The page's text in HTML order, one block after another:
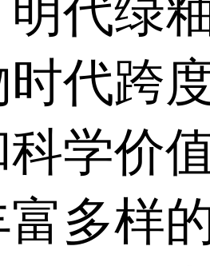
代绿
代跨
学价
多样